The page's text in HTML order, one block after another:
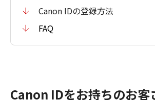
Canon IDの登録方法
FAQ
Canon IDをお持ちのお客